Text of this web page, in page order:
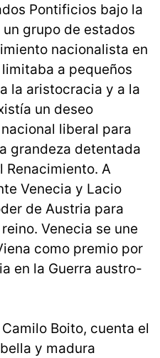
Pontificios bajo la
grupo de estados
nacionalista en
a pequeños
la aristocracia y a la
un deseo
liberal para
grandeza detentada
Renacimiento. A
Venecia y Lacio
de Austria para
Venecia se une
como premio por
en la Guerra austro-
Boito, cuenta el
y madura